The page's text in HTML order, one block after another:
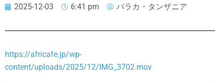
2025-12-03 6:41 pm バラカ・タンザニア
https://africafe.jp/wp-
content/uploads/2025/12/IMG_3702.mov